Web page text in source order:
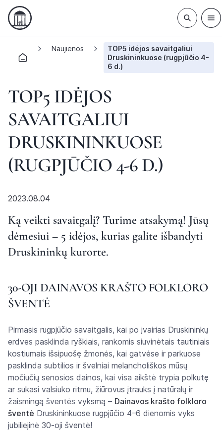
Naujienos
TOP5 idėjos savaitgaliui
Druskininkuose (rugpjūčio 4-
6 d.)
TOP5 IDĖJOS
SAVAITGALIUI
DRUSKININKUOSE
(RUGPJŪČIO 4-6 D.)
2023.08.04
Ką veikti savaitgalį? Turime atsakymą! Jūsų
dėmesiui – 5 idėjos, kurias galite išbandyti
Druskininkų kurorte.
30-OJI DAINAVOS KRAŠTO FOLKLORO
ŠVENTĖ
Pirmasis rugpjūčio savaitgalis, kai po įvairias Druskininkų
erdves pasklinda ryškiais, rankomis siuvinėtais tautiniais
kostiumais išsipuošę žmonės, kai gatvėse ir parkuose
pasklinda subtilios ir švelniai melancholiškos mūsų
močiučių senosios dainos, kai visa aikštė trypia polkutę
ar sukasi valsiuko ritmu, žiūrovus įtrauks į natūralų ir
žaismingą šventės vyksmą – Dainavos krašto folkloro
šventė Druskininkuose rugpjūčio 4–6 dienomis vyks
jubiliejinė 30-oji šventė!